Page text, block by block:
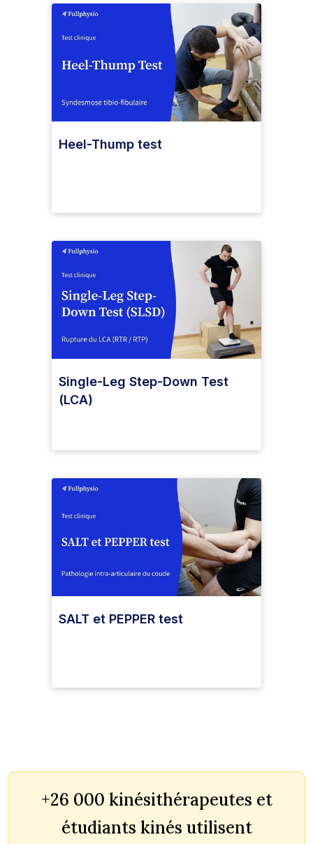
Heel-Thump test
Single-Leg Step-Down Test
(LCA)
SALT et PEPPER test
+26 000 kinésithérapeutes et
étudiants kinés utilisent